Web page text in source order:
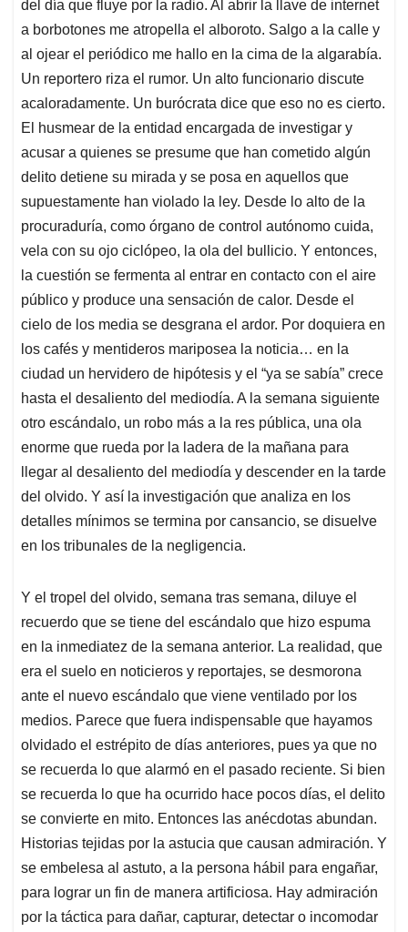
A
p
p
o
o
k
d
I
n
d
s
del día que fluye por la radio. Al abrir la llave de internet
a borbotones me atropella el alboroto. Salgo a la calle y
al ojear el periódico me hallo en la cima de la algarabía.
Un reportero riza el rumor. Un alto funcionario discute
acaloradamente. Un burócrata dice que eso no es cierto.
El husmear de la entidad encargada de investigar y
acusar a quienes se presume que han cometido algún
delito detiene su mirada y se posa en aquellos que
supuestamente han violado la ley. Desde lo alto de la
procuraduría, como órgano de control autónomo cuida,
vela con su ojo ciclópeo, la ola del bullicio. Y entonces,
la cuestión se fermenta al entrar en contacto con el aire
público y produce una sensación de calor. Desde el
cielo de los media se desgrana el ardor. Por doquiera en
los cafés y mentideros mariposea la noticia… en la
ciudad un hervidero de hipótesis y el “ya se sabía” crece
hasta el desaliento del mediodía. A la semana siguiente
otro escándalo, un robo más a la res pública, una ola
enorme que rueda por la ladera de la mañana para
llegar al desaliento del mediodía y descender en la tarde
del olvido. Y así la investigación que analiza en los
detalles mínimos se termina por cansancio, se disuelve
en los tribunales de la negligencia.
Y el tropel del olvido, semana tras semana, diluye el
recuerdo que se tiene del escándalo que hizo espuma
en la inmediatez de la semana anterior. La realidad, que
era el suelo en noticieros y reportajes, se desmorona
ante el nuevo escándalo que viene ventilado por los
medios. Parece que fuera indispensable que hayamos
olvidado el estrépito de días anteriores, pues ya que no
se recuerda lo que alarmó en el pasado reciente. Si bien
se recuerda lo que ha ocurrido hace pocos días, el delito
se convierte en mito. Entonces las anécdotas abundan.
Historias tejidas por la astucia que causan admiración. Y
se embelesa al astuto, a la persona hábil para engañar,
para lograr un fin de manera artificiosa. Hay admiración
por la táctica para dañar, capturar, detectar o incomodar